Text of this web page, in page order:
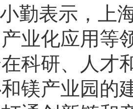
勤表示，上
业化应用等
科研、人才
镁产业园的